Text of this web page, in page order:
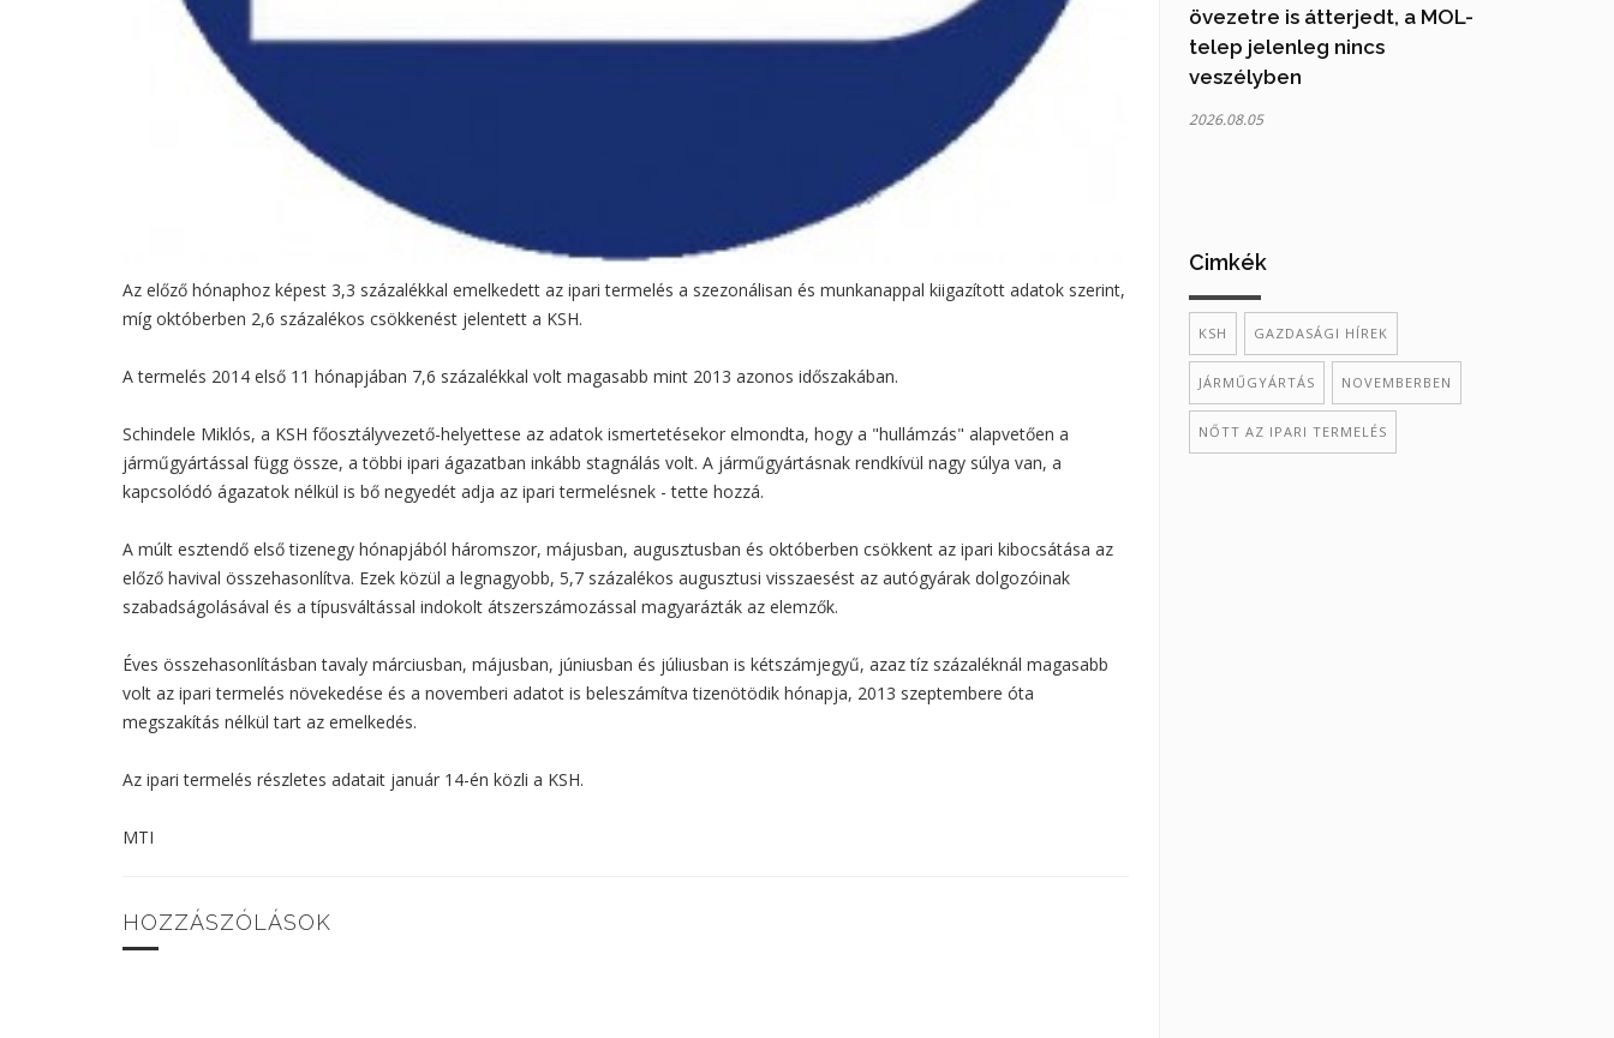
Az előző hónaphoz képest 3,3 százalékkal emelkedett az ipari termelés a szezonálisan és munkanappal kiigazított adatok szerint,
míg októberben 2,6 százalékos csökkenést jelentett a KSH.
A termelés 2014 első 11 hónapjában 7,6 százalékkal volt magasabb mint 2013 azonos időszakában.
Schindele Miklós, a KSH főosztályvezető-helyettese az adatok ismertetésekor elmondta, hogy a "hullámzás" alapvetően a
járműgyártással függ össze, a többi ipari ágazatban inkább stagnálás volt. A járműgyártásnak rendkívül nagy súlya van, a
kapcsolódó ágazatok nélkül is bő negyedét adja az ipari termelésnek - tette hozzá.
A múlt esztendő első tizenegy hónapjából háromszor, májusban, augusztusban és októberben csökkent az ipari kibocsátása az
előző havival összehasonlítva. Ezek közül a legnagyobb, 5,7 százalékos augusztusi visszaesést az autógyárak dolgozóinak
szabadságolásával és a típusváltással indokolt átszerszámozással magyarázták az elemzők.
Éves összehasonlításban tavaly márciusban, májusban, júniusban és júliusban is kétszámjegyű, azaz tíz százaléknál magasabb
volt az ipari termelés növekedése és a novemberi adatot is beleszámítva tizenötödik hónapja, 2013 szeptembere óta
megszakítás nélkül tart az emelkedés.
Az ipari termelés részletes adatait január 14-én közli a KSH.
MTI
HOZZÁSZÓLÁSOK
övezetre is átterjedt, a MOL-
telep jelenleg nincs
veszélyben
2026.08.05
Cimkék
KSH GAZDASÁGI HÍREK
JÁRMŰGYÁRTÁS NOVEMBERBEN
NŐTT AZ IPARI TERMELÉS